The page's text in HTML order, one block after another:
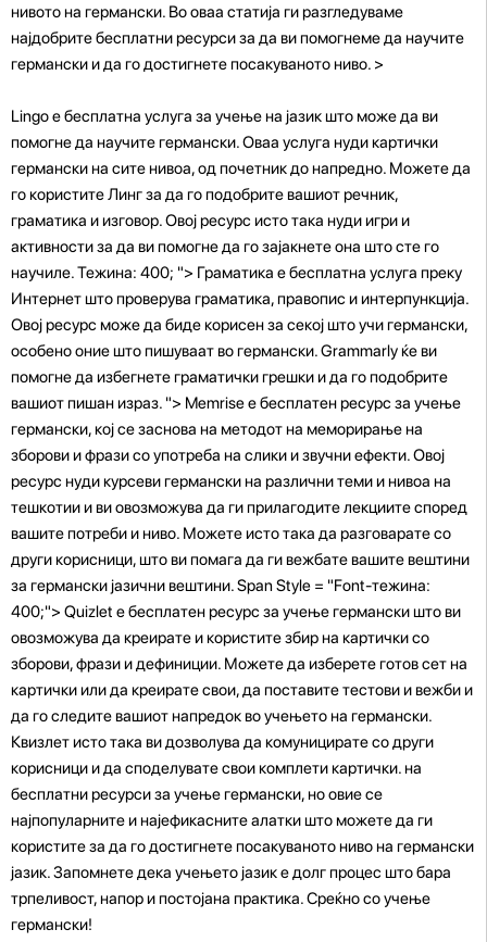
нивото на германски. Во оваа статија ги разгледуваме
најдобрите бесплатни ресурси за да ви помогнеме да научите
германски и да го достигнете посакуваното ниво. >
Lingo е бесплатна услуга за учење на јазик што може да ви
помогне да научите германски. Оваа услуга нуди картички
германски на сите нивоа, од почетник до напредно. Можете да
го користите Линг за да го подобрите вашиот речник,
граматика и изговор. Овој ресурс исто така нуди игри и
активности за да ви помогне да го зајакнете она што сте го
научиле. Тежина: 400; "> Граматика е бесплатна услуга преку
Интернет што проверува граматика, правопис и интерпункција.
Овој ресурс може да биде корисен за секој што учи германски,
особено оние што пишуваат во германски. Grammarly ќе ви
помогне да избегнете граматички грешки и да го подобрите
вашиот пишан израз. "> Memrise е бесплатен ресурс за учење
германски, кој се заснова на методот на меморирање на
зборови и фрази со употреба на слики и звучни ефекти. Овој
ресурс нуди курсеви германски на различни теми и нивоа на
тешкотии и ви овозможува да ги прилагодите лекциите според
вашите потреби и ниво. Можете исто така да разговарате со
други корисници, што ви помага да ги вежбате вашите вештини
за германски јазични вештини. Span Style = "Font-тежина:
400;"> Quizlet е бесплатен ресурс за учење германски што ви
овозможува да креирате и користите збир на картички со
зборови, фрази и дефиниции. Можете да изберете готов сет на
картички или да креирате свои, да поставите тестови и вежби и
да го следите вашиот напредок во учењето на германски.
Квизлет исто така ви дозволува да комуницирате со други
корисници и да споделувате свои комплети картички. на
бесплатни ресурси за учење германски, но овие се
најпопуларните и најефикасните алатки што можете да ги
користите за да го достигнете посакуваното ниво на германски
јазик. Запомнете дека учењето јазик е долг процес што бара
трпеливост, напор и постојана практика. Среќно со учење
германски!